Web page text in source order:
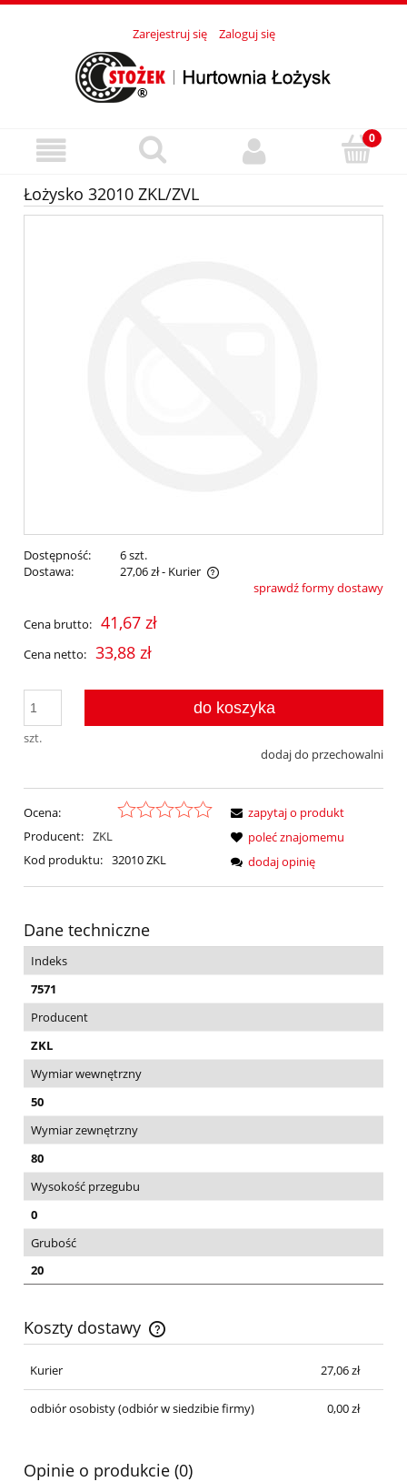
Zarejestruj się Zaloguj się
Łożysko 32010 ZKL/ZVL
Dostępność:
6 szt.
Dostawa:
27,06 zł- Kurier
Cena nie zawiera ewentualnych kosztów płatnościsprawdź formy dostawy
Cena brutto: 41,67 zł
Cena netto: 33,88 zł
szt.
do koszyka
dodaj do przechowalni
Ocena:
Producent: ZKL
Kod produktu: 32010 ZKL
zapytaj o produkt
poleć znajomemu
dodaj opinię
Dane techniczne
Indeks
7571
Producent
ZKL
Wymiar wewnętrzny
50
Wymiar zewnętrzny
80
Wysokość przegubu
0
Grubość
20
Koszty dostawy
Cena nie zawiera ewentualnych kosztów płatności
Kurier
27,06 zł
odbiór osobisty(odbiór w siedzibie firmy) 0,00 zł
Opinie o produkcie (0)